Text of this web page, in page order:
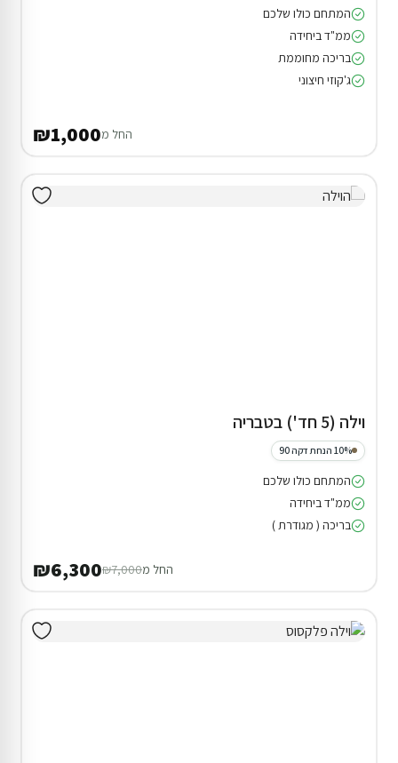
המתחם כולו שלכם
ממ"ד ביחידה
בריכה מחוממת
ג'קוזי חיצוני
החל מ₪1,000
וילה (5 חד') בטבריה
10% הנחת דקה 90
המתחם כולו שלכם
ממ"ד ביחידה
בריכה ( מגודרת )
החל מ₪7,000
₪6,300